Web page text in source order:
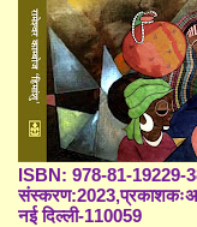
ISBN: 978-81-19229-
नई दिल्ली-110059